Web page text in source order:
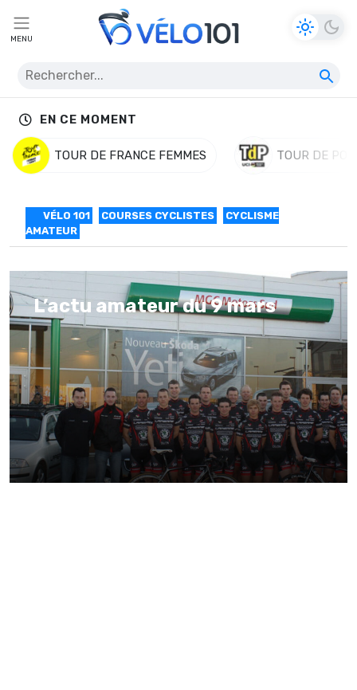
MENU
EN CE MOMENT
TOUR DE FRANCE FEMMES TOUR DE
VÉLO 101 COURSES CYCLISTES
CYCLISME
AMATEUR
L’actu amateur du 9 mars